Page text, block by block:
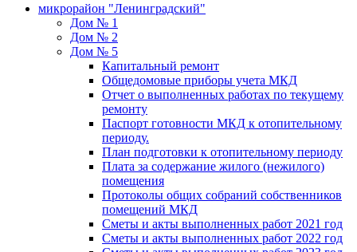
микрорайон "Ленинградский"
Дом № 1
Дом № 2
Дом № 5
Капитальный ремонт
Общедомовые приборы учета МКД
Отчет о выполненных работах по текущему
ремонту
Паспорт готовности МКД к отопительному
периоду.
План подготовки к отопительному периоду
Плата за содержание жилого (нежилого)
помещения
Протоколы общих собраний собственников
помещений МКД
Сметы и акты выполненных работ 2021 год
Сметы и акты выполненных работ 2022 год